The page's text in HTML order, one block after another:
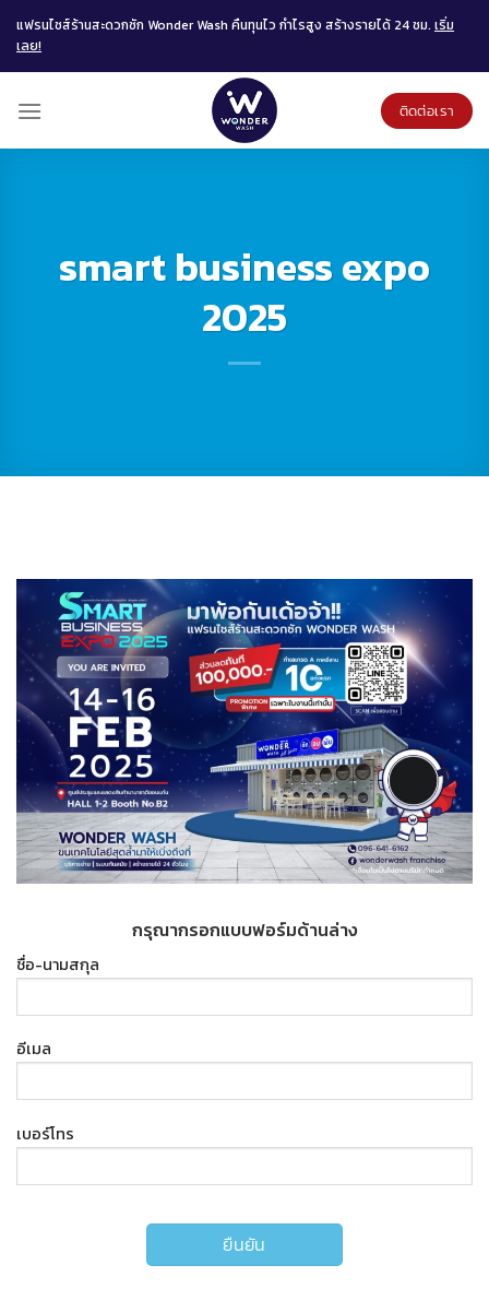
content
แฟรนไชส์ร้านสะดวกซัก Wonder Wash คืนทุนไว กำไรสูง สร้างรายได้ 24 ชม. เริ่ม
เลย!
ติดต่อเรา
smart business expo
2025
กรุณากรอกแบบฟอร์มด้านล่าง
ชื่อ-นามสกุล
อีเมล
เบอร์โทร